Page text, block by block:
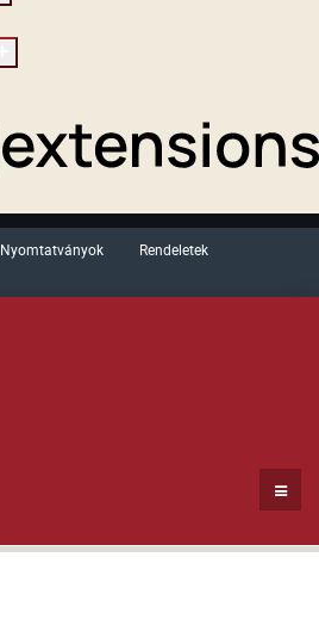
Nyomtatványok
Rendeletek